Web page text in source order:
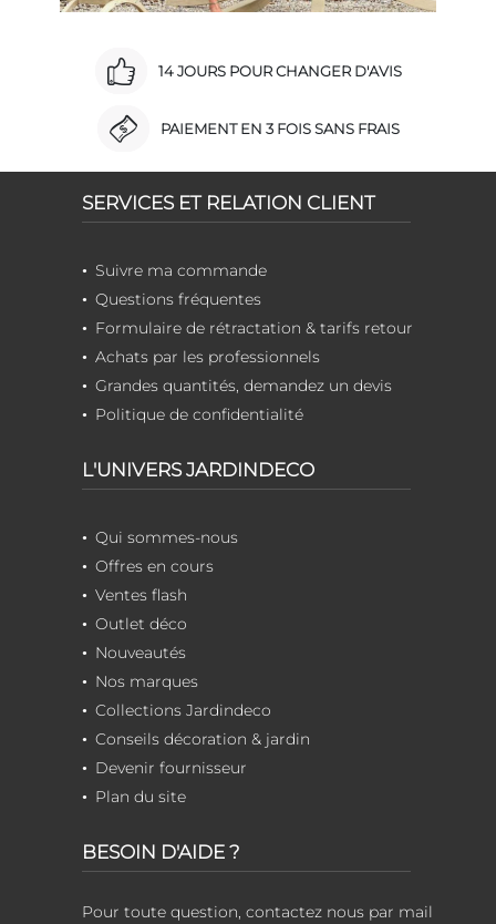
14 JOURS POUR CHANGER D'AVIS
PAIEMENT EN 3 FOIS SANS FRAIS
SERVICES ET RELATION CLIENT
Suivre ma commande
Questions fréquentes
Formulaire de rétractation & tarifs retour
Achats par les professionnels
Grandes quantités, demandez un devis
Politique de confidentialité
L'UNIVERS JARDINDECO
Qui sommes-nous
Offres en cours
Ventes flash
Outlet déco
Nouveautés
Nos marques
Collections Jardindeco
Conseils décoration & jardin
Devenir fournisseur
Plan du site
BESOIN D'AIDE ?
Pour toute question, contactez nous par mail